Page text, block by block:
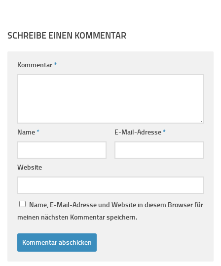
SCHREIBE EINEN KOMMENTAR
Kommentar*
Name* E-Mail-Adresse*
Website
Name, E-Mail-Adresse und Website in diesem Browser für
meinen nächsten Kommentar speichern.